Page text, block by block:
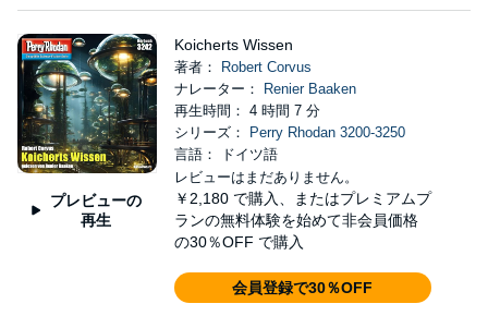
プレビューの
再生
Koicherts Wissen
著者：
Robert Corvus
ナレーター：
Renier Baaken
再生時間： 4 時間 7 分
シリーズ：
Perry Rhodan 3200-3250
言語： ドイツ語
レビューはまだありません。
￥2,180 で購入、またはプレミアムプ
ランの無料体験を始めて非会員価格
の30％OFF で購入
会員登録で30％OFF